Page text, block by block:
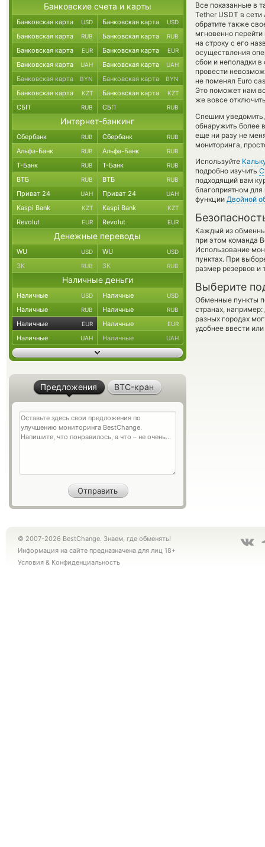
Все показанные в
Tether USDT в
обратите также
мгновенно
на строку с его
осуществления
сбои и неполадки
провести
не поменял Euro
Это поможет нам
же вовсе
Спешим
обнаружить более
еще ни разу не
мониторинга,
Используйте
подробно изучить
подходящий вам
благоприятном
функции Двойной
Каждый из
при этом команда
Использование
пунктах. При
размер резервов и
Выберите
Обменные пункты
странах, например:
разных городах
удобнее ввести
Банковские счета и карты
Банковская карта USD Банковская карта USD
Банковская карта RUB Банковская карта RUB
Банковская карта EUR Банковская карта EUR
Банковская карта UAH Банковская карта UAH
Банковская карта BYN Банковская карта BYN
Банковская карта KZT Банковская карта KZT
СБП RUB СБП RUB
Интернет-банкинг
Сбербанк RUB Сбербанк RUB
Альфа-Банк RUB Альфа-Банк RUB
Т-Банк RUB Т-Банк RUB
ВТБ RUB ВТБ RUB
Приват 24 UAH Приват 24 UAH
Kaspi Bank KZT Kaspi Bank KZT
Revolut EUR Revolut EUR
Денежные переводы
WU USD WU USD
ЗК RUB ЗК RUB
Наличные деньги
Наличные USD Наличные USD
Наличные RUB Наличные RUB
Наличные EUR Наличные EUR
Наличные UAH Наличные UAH
Предложения BTC-кран
© 2007-2026 BestChange. Знаем, где обменять!
Информация на сайте предназначена для лиц 18+
Условия & Конфиденциальность